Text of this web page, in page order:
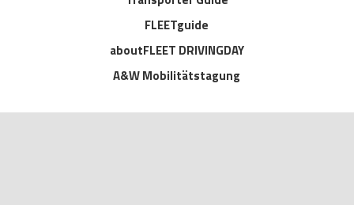
FLEETguide
aboutFLEET DRIVINGDAY
A&W Mobilitätstagung